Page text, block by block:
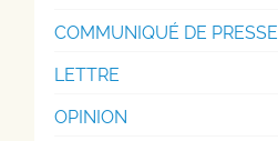
COMMUNIQUÉ DE PRESSE
LETTRE
OPINION